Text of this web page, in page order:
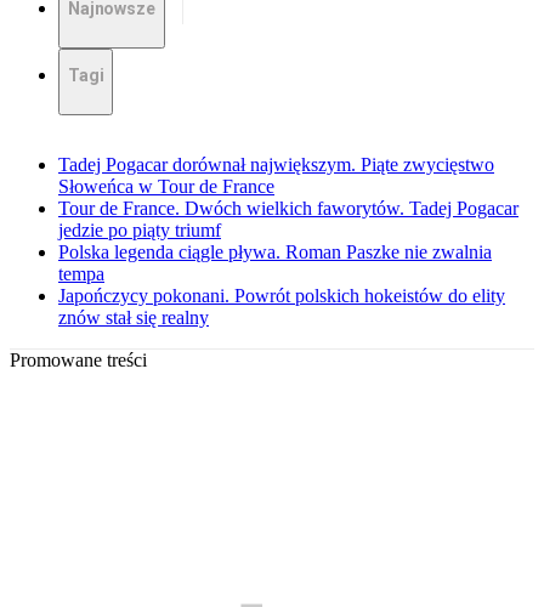
Najnowsze
Tagi
Tadej Pogacar dorównał największym. Piąte zwycięstwo
Słoweńca w Tour de France
Tour de France. Dwóch wielkich faworytów. Tadej Pogacar
jedzie po piąty triumf
Polska legenda ciągle pływa. Roman Paszke nie zwalnia
tempa
Japończycy pokonani. Powrót polskich hokeistów do elity
znów stał się realny
Promowane treści